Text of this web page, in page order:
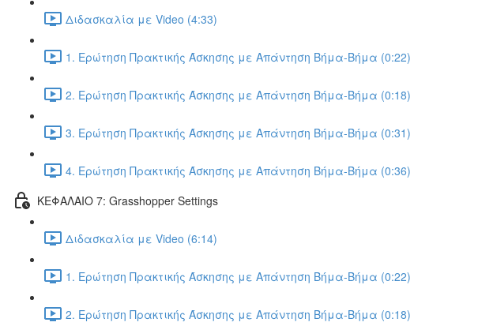
Διδασκαλία με Video (4:33)
1. Ερώτηση Πρακτικής Άσκησης με Απάντηση Βήμα-Βήμα (0:22)
2. Ερώτηση Πρακτικής Άσκησης με Απάντηση Βήμα-Βήμα (0:18)
3. Ερώτηση Πρακτικής Άσκησης με Απάντηση Βήμα-Βήμα (0:31)
4. Ερώτηση Πρακτικής Άσκησης με Απάντηση Βήμα-Βήμα (0:36)
ΚΕΦΑΛΑΙΟ 7: Grasshopper Settings
Διδασκαλία με Video (6:14)
1. Ερώτηση Πρακτικής Άσκησης με Απάντηση Βήμα-Βήμα (0:22)
2. Ερώτηση Πρακτικής Άσκησης με Απάντηση Βήμα-Βήμα (0:18)